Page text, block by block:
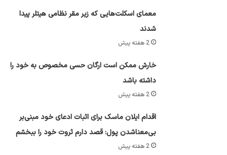
معمای اسکلت‌هایی که زیر مقر نظامی هیتلر پیدا
شدند
2 هفته پیش
خارش ممکن است ارگان حسی مخصوص به خود را
داشته باشد
2 هفته پیش
اقدام ایلان ماسک برای اثبات ادعای خود مبنی‌بر
بی‌معناشدن پول: قصد دارم ثروت خود را ببخشم
2 هفته پیش